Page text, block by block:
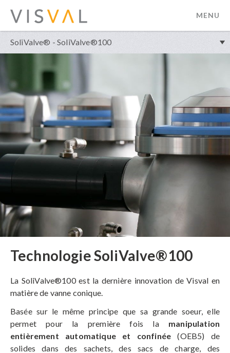
MENU
SoliValve® - SoliValve®100
Technologie SoliValve®100
La SoliValve®100 est la dernière innovation de Visval en
matière de vanne conique.
Basée sur le même principe que sa grande soeur, elle
permet pour la première fois la manipulation
entièrement automatique et confinée (OEB5) de
solides dans des sachets, des sacs de charge, des